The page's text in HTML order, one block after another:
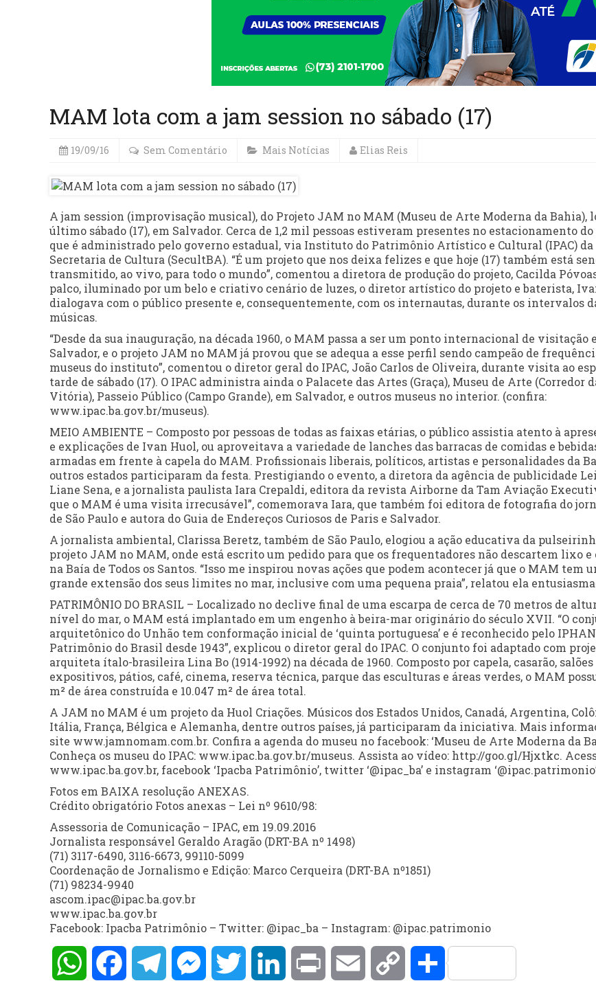
MAM lota com a jam session no sábado (17)
19/09/16 Sem Comentário Mais Notícias Elias Reis
A jam session (improvisação musical), do Projeto JAM no MAM (Museu de Arte Moderna da Bahia),
último sábado (17), em Salvador. Cerca de 1,2 mil pessoas estiveram presentes no estacionamento do
que é administrado pelo governo estadual, via Instituto do Patrimônio Artístico e Cultural (IPAC) da
Secretaria de Cultura (SecultBA). “É um projeto que nos deixa felizes e que hoje (17) também está
transmitido, ao vivo, para todo o mundo”, comentou a diretora de produção do projeto, Cacilda
palco, iluminado por um belo e criativo cenário de luzes, o diretor artístico do projeto e baterista,
dialogava com o público presente e, consequentemente, com os internautas, durante os intervalos
músicas.
“Desde da sua inauguração, na década 1960, o MAM passa a ser um ponto internacional de visitação
Salvador, e o projeto JAM no MAM já provou que se adequa a esse perfil sendo campeão de
museus do instituto”, comentou o diretor geral do IPAC, João Carlos de Oliveira, durante visita ao
tarde de sábado (17). O IPAC administra ainda o Palacete das Artes (Graça), Museu de Arte (Corredor
Vitória), Passeio Público (Campo Grande), em Salvador, e outros museus no interior. (confira:
www.ipac.ba.gov.br/museus).
MEIO AMBIENTE – Composto por pessoas de todas as faixas etárias, o público assistia atento à
e explicações de Ivan Huol, ou aproveitava a variedade de lanches das barracas de comidas e
armadas em frente à capela do MAM. Profissionais liberais, políticos, artistas e personalidades da
outros estados participaram da festa. Prestigiando o evento, a diretora da agência de publicidade
Liane Sena, e a jornalista paulista Iara Crepaldi, editora da revista Airborne da Tam Aviação
que o MAM é uma visita irrecusável”, comemorava Iara, que também foi editora de fotografia do
de São Paulo e autora do Guia de Endereços Curiosos de Paris e Salvador.
A jornalista ambiental, Clarissa Beretz, também de São Paulo, elogiou a ação educativa da
projeto JAM no MAM, onde está escrito um pedido para que os frequentadores não descartem lixo e
na Baía de Todos os Santos. “Isso me inspirou novas ações que podem acontecer já que o MAM tem
grande extensão dos seus limites no mar, inclusive com uma pequena praia”, relatou ela
PATRIMÔNIO DO BRASIL – Localizado no declive final de uma escarpa de cerca de 70 metros de
nível do mar, o MAM está implantado em um engenho à beira-mar originário do século XVII. “O
arquitetônico do Unhão tem conformação inicial de ‘quinta portuguesa’ e é reconhecido pelo
Patrimônio do Brasil desde 1943”, explicou o diretor geral do IPAC. O conjunto foi adaptado com
arquiteta ítalo-brasileira Lina Bo (1914-1992) na década de 1960. Composto por capela, casarão, salões
expositivos, pátios, café, cinema, reserva técnica, parque das esculturas e áreas verdes, o MAM
m² de área construída e 10.047 m² de área total.
A JAM no MAM é um projeto da Huol Criações. Músicos dos Estados Unidos, Canadá, Argentina,
Itália, França, Bélgica e Alemanha, dentre outros países, já participaram da iniciativa. Mais
site www.jamnomam.com.br. Confira a agenda do museu no facebook: ‘Museu de Arte Moderna da
Conheça os museu do IPAC: www.ipac.ba.gov.br/museus. Assista ao vídeo: http://goo.gl/Hjxtkc.
www.ipac.ba.gov.br, facebook ‘Ipacba Patrimônio’, twitter ‘@ipac_ba’ e instagram
Fotos em BAIXA resolução ANEXAS.
Crédito obrigatório Fotos anexas – Lei nº 9610/98:
Assessoria de Comunicação – IPAC, em 19.09.2016
Jornalista responsável Geraldo Aragão (DRT-BA nº 1498)
(71) 3117-6490, 3116-6673, 99110-5099
Coordenação de Jornalismo e Edição: Marco Cerqueira (DRT-BA nº1851)
(71) 98234-9940
ascom.ipac@ipac.ba.gov.br
www.ipac.ba.gov.br
Facebook: Ipacba Patrimônio – Twitter: @ipac_ba – Instagram: @ipac.patrimonio
WhatsAppFacebookTelegramMessengerTwitter LinkedInPrint Email Copy Compartilhar